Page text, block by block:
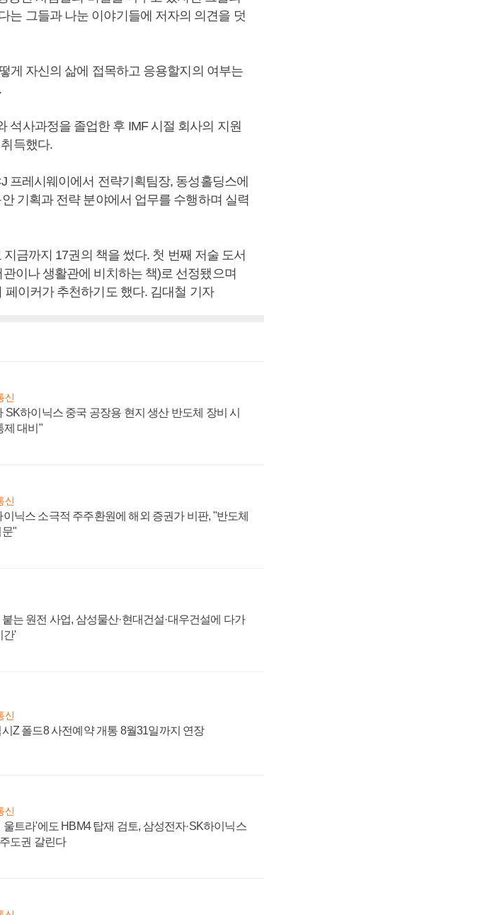
는 그들과 나눈 이야기들에 저자의 의견을 덧
게 자신의 삶에 접목하고 응용할지의 여부는
석사과정을 졸업한 후 IMF 시절 회사의 지원
득했다.
프레시웨이에서 전략기획팀장, 동성홀딩스에
기획과 전략 분야에서 업무를 수행하며 실력
금까지 17권의 책을 썼다. 첫 번째 저술 도서
이나 생활관에 비치하는 책)로 선정됐으며
페이커가 추천하기도 했다. 김대철 기자
신
SK하이닉스 중국 공장용 현지 생산 반도체 장비 시
제 대비"
신
닉스 소극적 주주환원에 해외 증권가 비판, "반도체
문"
는 원전 사업, 삼성물산·현대건설·대우건설에 다가
간'
신
Z 폴드8 사전예약 개통 8월31일까지 연장
신
울트라'에도 HBM4 탑재 검토, 삼성전자·SK하이닉스
도권 갈린다